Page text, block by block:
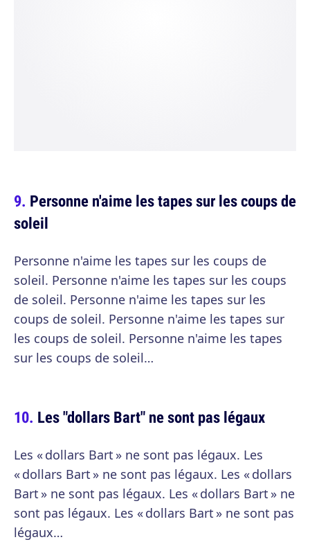
Personne n'aime les tapes sur les coups de
soleil
Personne n'aime les tapes sur les coups de
soleil. Personne n'aime les tapes sur les coups
de soleil. Personne n'aime les tapes sur les
coups de soleil. Personne n'aime les tapes sur
les coups de soleil. Personne n'aime les tapes
sur les coups de soleil…
Les "dollars Bart" ne sont pas légaux
Les « dollars Bart » ne sont pas légaux. Les
« dollars Bart » ne sont pas légaux. Les « dollars
Bart » ne sont pas légaux. Les « dollars Bart » ne
sont pas légaux. Les « dollars Bart » ne sont pas
légaux…